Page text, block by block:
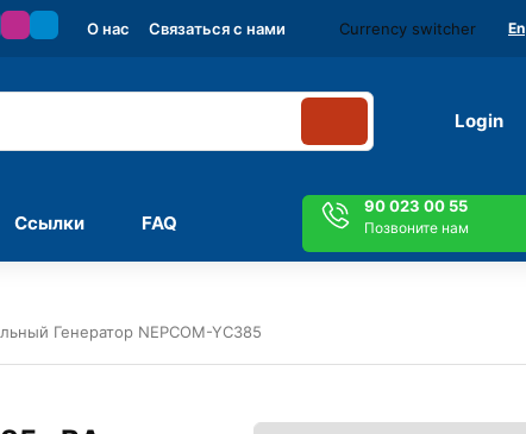
О нас Связаться с нами Currency switcher En
Login
Ссылки FAQ
90 023 00 55
Позвоните нам
Генератор NEPCOM-YC385